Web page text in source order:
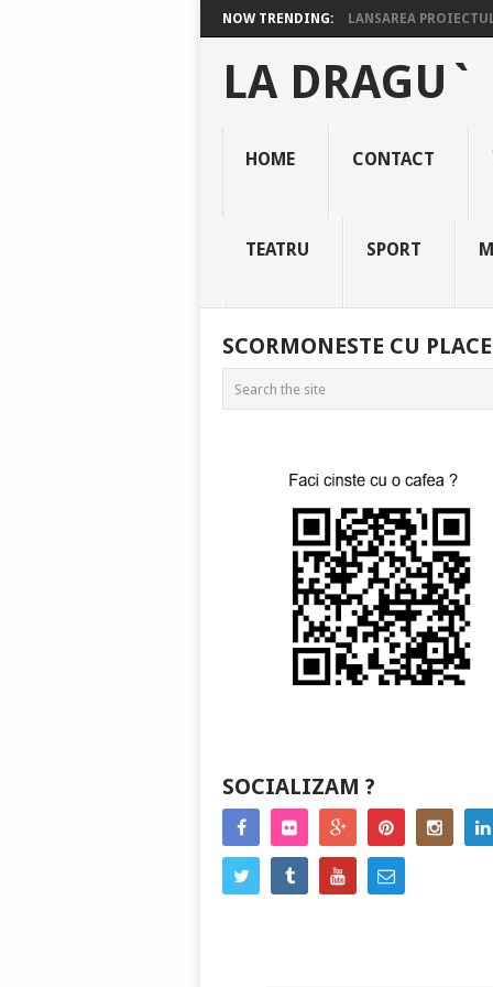
NOW TRENDING: LANSAREA
LA DRAGU`
HOME CONTACT
TEATRU SPORT
SCORMONESTE CU
SOCIALIZAM ?